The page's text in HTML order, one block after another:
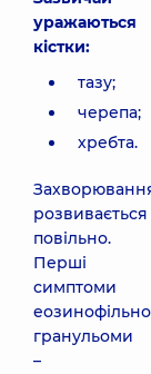
уражаються
кістки:
тазу;
черепа;
хребта.
розвивається
повільно.
Перші
симптоми
гранульоми
–